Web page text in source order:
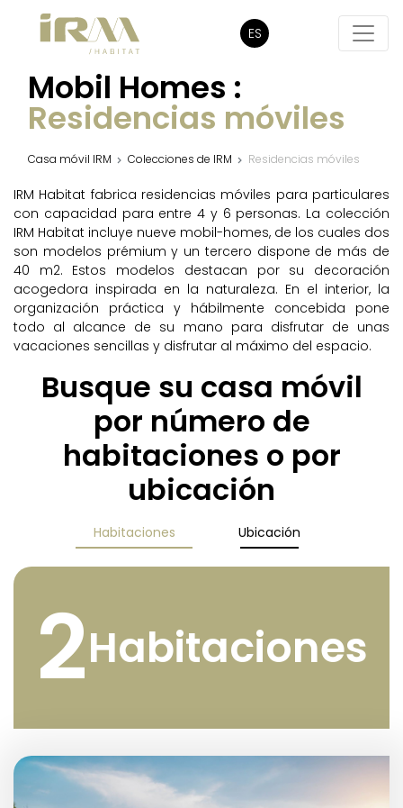
ES
Mobil Homes :
Residencias móviles
Casa móvil IRM Colecciones de IRM Residencias móviles
IRM Habitat fabrica residencias móviles para particulares
con capacidad para entre 4 y 6 personas. La colección
IRM Habitat incluye nueve mobil-homes, de los cuales dos
son modelos prémium y un tercero dispone de más de
40 m2. Estos modelos destacan por su decoración
acogedora inspirada en la naturaleza. En el interior, la
organización práctica y hábilmente concebida pone
todo al alcance de su mano para disfrutar de unas
vacaciones sencillas y disfrutar al máximo del espacio.
Busque su casa móvil
por número de
habitaciones o por
ubicación
Habitaciones Ubicación
2Habitaciones